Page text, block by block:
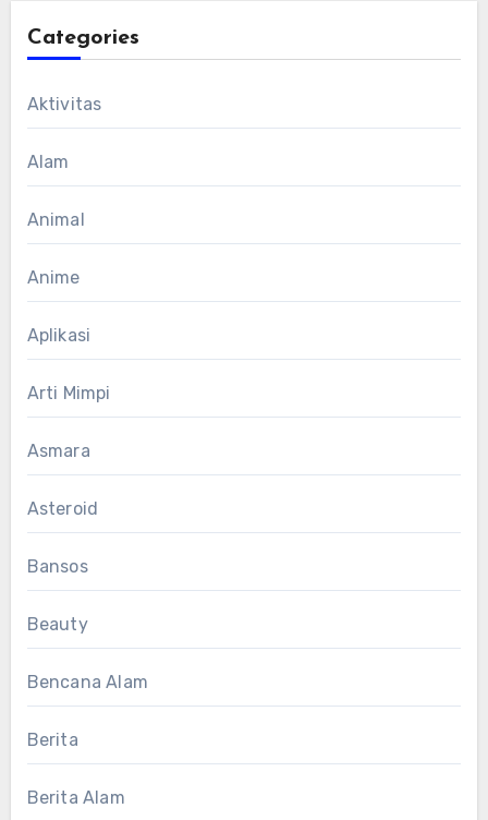
Categories
Aktivitas
Alam
Animal
Anime
Aplikasi
Arti Mimpi
Asmara
Asteroid
Bansos
Beauty
Bencana Alam
Berita
Berita Alam